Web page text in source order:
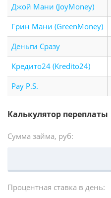
Джой Мани (JoyMoney)
Грин Мани (GreenMoney)
Деньги Сразу
Кредито24 (Kredito24)
Pay P.S.
Калькулятор переплаты
Сумма займа, руб:
Процентная ставка в день: